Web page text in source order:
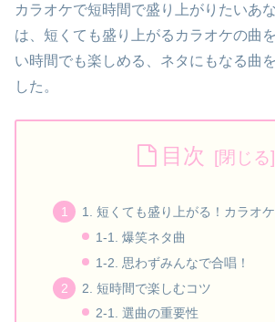
カラオケで短時間で盛り上がりたいあ
は、短くても盛り上がるカラオケの曲
い時間でも楽しめる、ネタにもなる曲
した。
目次
1. 短くても盛り上がる！カラオ
1-1. 爆笑ネタ曲
1-2. 思わずみんなで合唱！
2. 短時間で楽しむコツ
2-1. 選曲の重要性